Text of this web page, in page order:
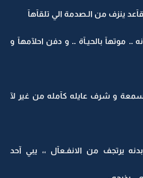
قآعد ينزف من الـصدمة الي تلقآهآ
.. موتهآ بالحيـآة .. و دفن احلآمهآ و
و شرف عايله كآمله من غير لآ
يرتجف من الانفـعآل ،، يبي آحد